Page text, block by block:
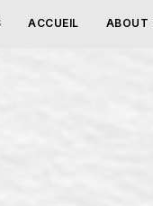
ACCUEIL ABOUT